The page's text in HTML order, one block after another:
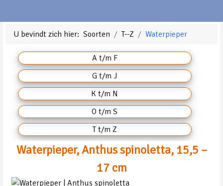
U bevindt zich hier:Soorten T--Z Waterpieper
A t/m F
G t/m J
K t/m N
O t/m S
T t/m Z
Waterpieper, Anthus spinoletta, 15,5 –
17 cm